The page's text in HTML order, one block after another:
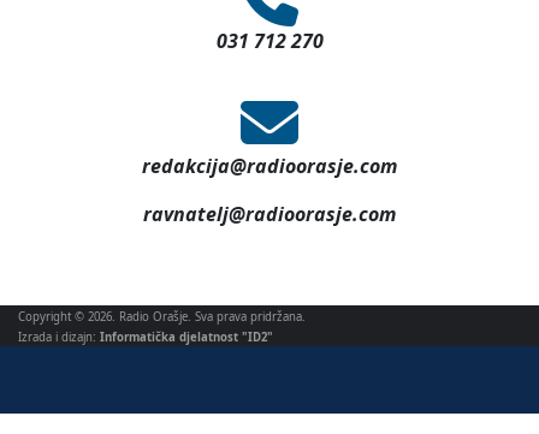
031 712 270
redakcija@radioorasje.com
ravnatelj@radioorasje.com
Copyright © 2026. Radio Orašje. Sva prava pridržana.
Izrada i dizajn: Informatička djelatnost "ID2"